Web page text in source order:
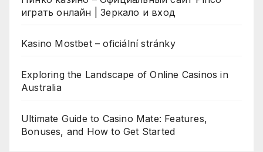
играть онлайн | Зеркало и вход
Kasino Mostbet – oficiální stránky
Exploring the Landscape of Online Casinos in
Australia
Ultimate Guide to Casino Mate: Features,
Bonuses, and How to Get Started